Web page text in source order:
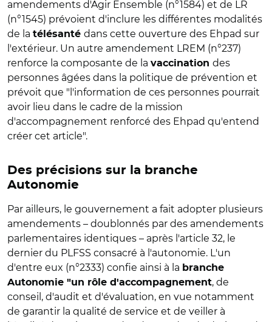
amendements d'Agir Ensemble (n°1584) et de LR
(n°1545) prévoient d'inclure les différentes modalités
de la télésanté dans cette ouverture des Ehpad sur
l'extérieur. Un autre amendement LREM (n°237)
renforce la composante de la vaccination des
personnes âgées dans la politique de prévention et
prévoit que "l'information de ces personnes pourrait
avoir lieu dans le cadre de la mission
d'accompagnement renforcé des Ehpad qu'entend
créer cet article".
Des précisions sur la branche
Autonomie
Par ailleurs, le gouvernement a fait adopter plusieurs
amendements – doublonnés par des amendements
parlementaires identiques – après l'article 32, le
dernier du PLFSS consacré à l'autonomie. L'un
d'entre eux (n°2333) confie ainsi à la branche
Autonomie "un rôle d'accompagnement, de
conseil, d'audit et d'évaluation, en vue notamment
de garantir la qualité de service et de veiller à